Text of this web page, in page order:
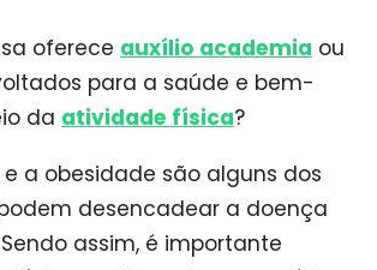
oferece auxílio academia ou
para a saúde e bem-
da atividade física?
e a obesidade são alguns dos
desencadear a doença
assim, é importante